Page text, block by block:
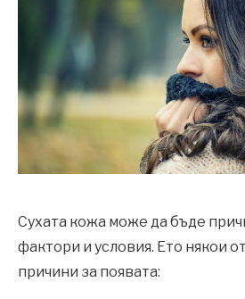
Сухата кожа може да бъде
фактори и условия. Ето някои
причини за появата: